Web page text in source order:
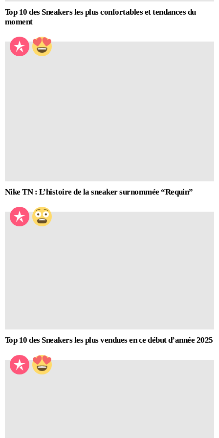
Top 10 des Sneakers les plus confortables et tendances du
moment
Nike TN : L’histoire de la sneaker surnommée “Requin”
Top 10 des Sneakers les plus vendues en ce début d’année 2025